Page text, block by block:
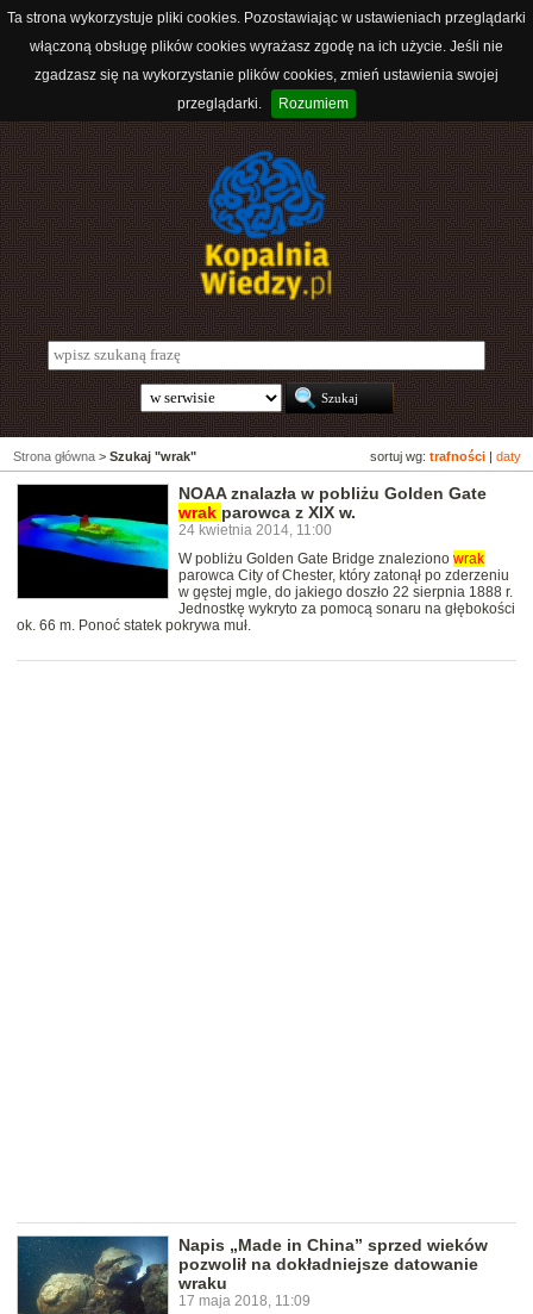
Ta strona wykorzystuje pliki cookies. Pozostawiając w ustawieniach przeglądarki
włączoną obsługę plików cookies wyrażasz zgodę na ich użycie. Jeśli nie
zgadzasz się na wykorzystanie plików cookies, zmień ustawienia swojej
przeglądarki.
Rozumiem
sortuj wg: trafności daty
Strona główna > Szukaj "wrak"
NOAA znalazła w pobliżu Golden Gate
wrak parowca z XIX w.
24 kwietnia 2014, 11:00
W pobliżu Golden Gate Bridge znaleziono wrak
parowca City of Chester, który zatonął po zderzeniu
w gęstej mgle, do jakiego doszło 22 sierpnia 1888 r.
Jednostkę wykryto za pomocą sonaru na głębokości
ok. 66 m. Ponoć statek pokrywa muł.
Napis „Made in China” sprzed wieków
pozwolił na dokładniejsze datowanie
wraku
17 maja 2018, 11:09